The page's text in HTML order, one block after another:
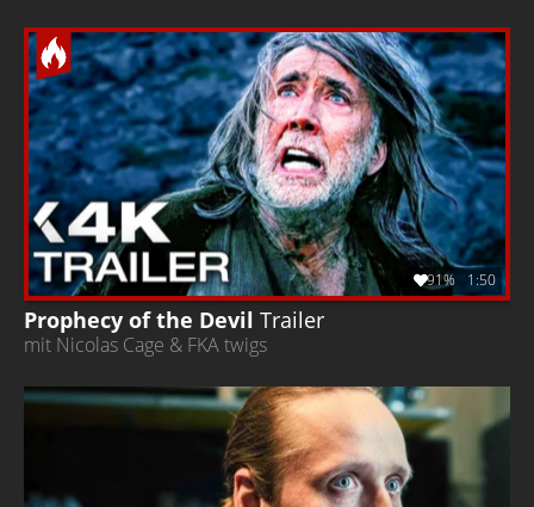
Prophecy of the Devil Trailer
mit Nicolas Cage & FKA twigs
91% 1:50